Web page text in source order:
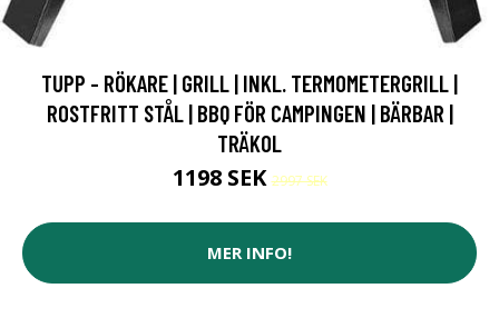
TUPP - RÖKARE | GRILL | INKL. TERMOMETERGRILL |
ROSTFRITT STÅL | BBQ FÖR CAMPINGEN | BÄRBAR |
TRÄKOL
1198 SEK2997 SEK
MER INFO!